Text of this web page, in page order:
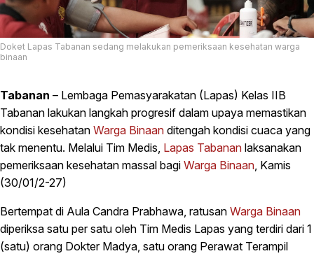
Doket Lapas Tabanan sedang melakukan pemeriksaan kesehatan warga
binaan
Tabanan – Lembaga Pemasyarakatan (Lapas) Kelas IIB
Tabanan lakukan langkah progresif dalam upaya memastikan
kondisi kesehatan Warga Binaan ditengah kondisi cuaca yang
tak menentu. Melalui Tim Medis, Lapas Tabanan laksanakan
pemeriksaan kesehatan massal bagi Warga Binaan, Kamis
(30/01/2-27)
Bertempat di Aula Candra Prabhawa, ratusan Warga Binaan
diperiksa satu per satu oleh Tim Medis Lapas yang terdiri dari 1
(satu) orang Dokter Madya, satu orang Perawat Terampil